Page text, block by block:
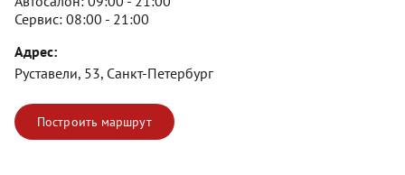
Сервис: 08:00 - 21:00
Адрес:
Руставели, 53, Санкт-Петербург
Построить маршрут